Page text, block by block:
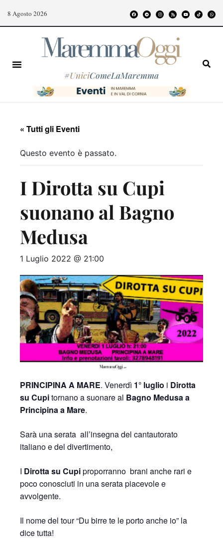
8 Agosto 2026
#UniciComeLaMaremma
« Tutti gli Eventi
Questo evento è passato.
I Dirotta su Cupi
suonano al Bagno
Medusa
1 Luglio 2022 @ 21:00
PRINCIPINA A MARE. Venerdì 1° luglio i Dirotta
su Cupitornano a suonare al Bagno Medusa a
Principina a Mare.
Sarà una serata all’insegna del cantautorato
italiano e del divertimento,
I Dirotta su Cupiproporranno brani anche rari e
poco conosciuti in una serata piacevole e
avvolgente.
Il nome del tour “Du birre te le porto anche io” la
dice tutta!